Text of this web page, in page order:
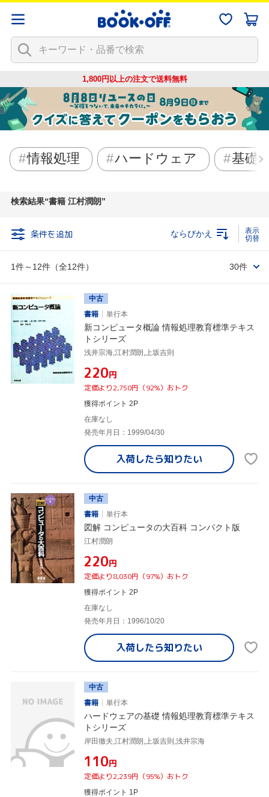
1,800円以上の注文で送料無料
情報処理 ハードウェア 基礎
検索結果 書籍 江村潤朗
条件を追加
1件～12件（全12件）
ならびかえ
30件
中古
書籍
単行本
新コンピュータ概論 情報処理教育標準テキス
トシリーズ
浅井宗海,江村潤朗,上坂吉則
¥220円
定価より2,750円（92%）おトク
獲得ポイント 2P
在庫なし
発売年月日：1999/04/30
入荷したら知りたい
中古
書籍
単行本
図解 コンピュータの大百科 コンパクト版
江村潤朗
¥220円
定価より8,030円（97%）おトク
獲得ポイント 2P
在庫なし
発売年月日：1996/10/20
入荷したら知りたい
中古
書籍
単行本
ハードウェアの基礎 情報処理教育標準テキス
トシリーズ
岸田徹夫,江村潤朗,上坂吉則,浅井宗海
¥110円
定価より2,239円（95%）おトク
獲得ポイント 1P